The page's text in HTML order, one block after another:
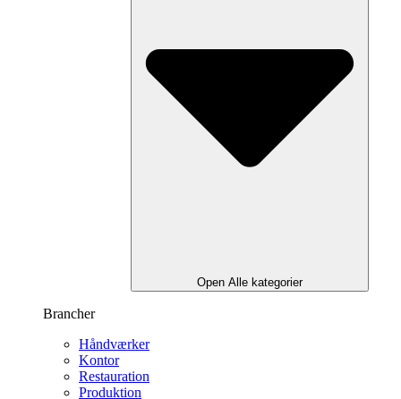
Open Alle kategorier
Brancher
Håndværker
Kontor
Restauration
Produktion